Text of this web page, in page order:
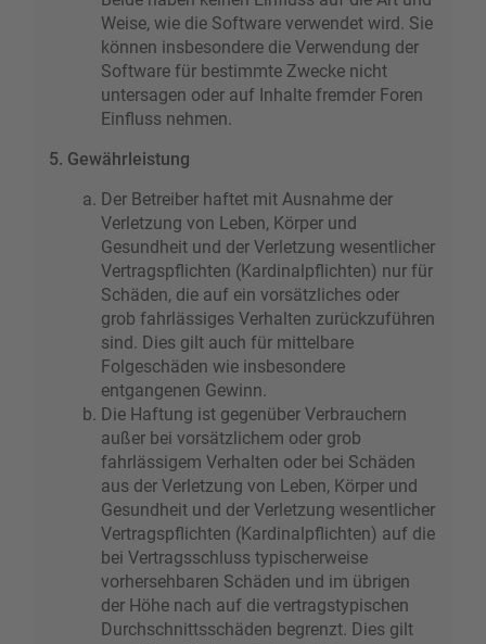
Weise, wie die Software verwendet wird. Sie
können insbesondere die Verwendung der
Software für bestimmte Zwecke nicht
untersagen oder auf Inhalte fremder Foren
Einfluss nehmen.
5. Gewährleistung
Der Betreiber haftet mit Ausnahme der
Verletzung von Leben, Körper und
Gesundheit und der Verletzung wesentlicher
Vertragspflichten (Kardinalpflichten) nur für
Schäden, die auf ein vorsätzliches oder
grob fahrlässiges Verhalten zurückzuführen
sind. Dies gilt auch für mittelbare
Folgeschäden wie insbesondere
entgangenen Gewinn.
Die Haftung ist gegenüber Verbrauchern
außer bei vorsätzlichem oder grob
fahrlässigem Verhalten oder bei Schäden
aus der Verletzung von Leben, Körper und
Gesundheit und der Verletzung wesentlicher
Vertragspflichten (Kardinalpflichten) auf die
bei Vertragsschluss typischerweise
vorhersehbaren Schäden und im übrigen
der Höhe nach auf die vertragstypischen
Durchschnittsschäden begrenzt. Dies gilt